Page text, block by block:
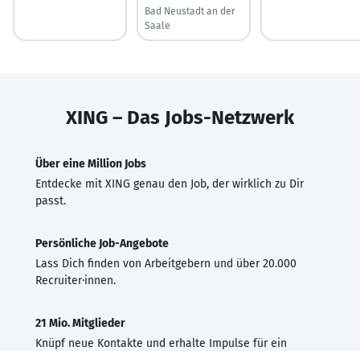
Bad Neustadt an der
Saale
XING – Das Jobs-Netzwerk
Über eine Million Jobs
Entdecke mit XING genau den Job, der wirklich zu Dir
passt.
Persönliche Job-Angebote
Lass Dich finden von Arbeitgebern und über 20.000
Recruiter·innen.
21 Mio. Mitglieder
Knüpf neue Kontakte und erhalte Impulse für ein